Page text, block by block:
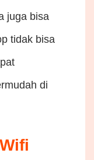
juga bisa
tidak bisa
di